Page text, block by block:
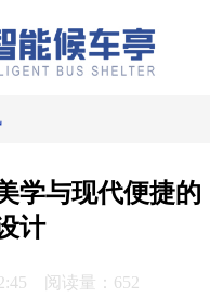
学与现代便捷的
计
阅读量：652